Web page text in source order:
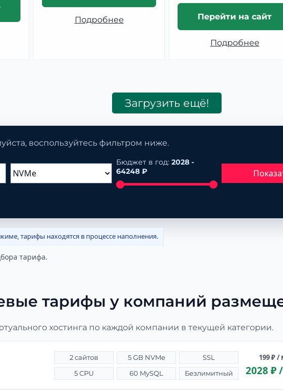
Подробнее Перейти на сайт
Подробнее
Загрузить ещё!
воспользуйтесь фильтром ниже.
Бюджет в год: 2028 -
64248 ₽
тарифы находятся в процессе наполнения.
тарифа.
тарифы у компаний
хостинга по каждой компании в текущей категории.
2 сайтов 5 GB NVMe
SSL
5 CPU
60 MySQL Безлимитный
199 ₽
2028 ₽